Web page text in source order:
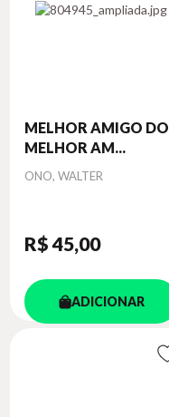
MELHOR AMIGO DO
MELHOR AM...
Autor
ONO, WALTER
R$ 45,00
ADICIONAR